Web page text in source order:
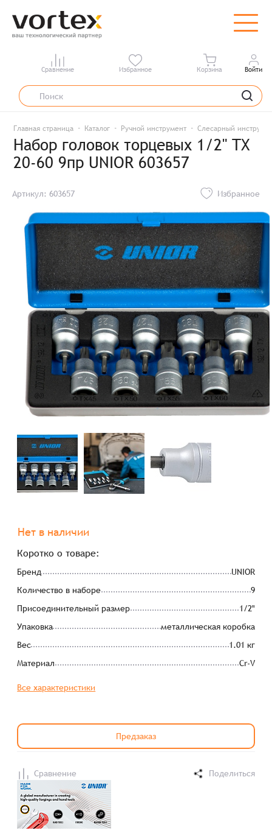
Сравнение Избранное Корзина Войти
Главная страница Каталог Ручной инструмент Слесарный
Набор головок торцевых 1/2" TX
20-60 9пр UNIOR 603657
Артикул: 603657 Избранное
Нет в наличии
Коротко о товаре:
Бренд
UNIOR
Количество в наборе
9
Присоединительный размер
1/2"
Упаковка
металлическая коробка
Вес
1.01 кг
Материал
Cr-V
Все характеристики
Предзаказ
Сравнение Поделиться